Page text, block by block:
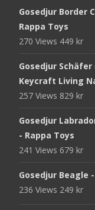
Gosedjur Border
Rappa Toys
270 Views 449 kr
Gosedjur
Keycraft Living
257 Views 829 kr
Gosedjur
- Rappa Toys
241 Views 679 kr
Gosedjur Beagle
236 Views 249 kr